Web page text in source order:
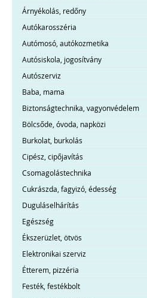
Árnyékolás, redőny
Autókarosszéria
Autómosó, autókozmetika
Autósiskola, jogosítvány
Autószerviz
Baba, mama
Biztonságtechnika, vagyonvédelem
Bölcsőde, óvoda, napközi
Burkolat, burkolás
Cipész, cipőjavítás
Csomagolástechnika
Cukrászda, fagyizó, édesség
Duguláselhárítás
Egészség
Ékszerüzlet, ötvös
Elektronikai szerviz
Étterem, pizzéria
Festék, festékbolt